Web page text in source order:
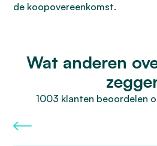
de koopovereenkomst.
Wat anderen
1003 klanten beoordelen